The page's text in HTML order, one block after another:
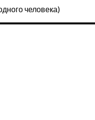
человека)